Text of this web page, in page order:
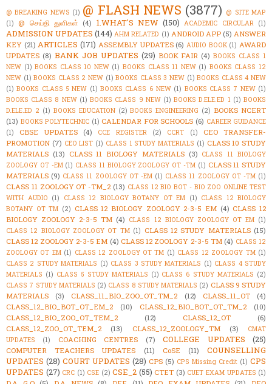
@ BREAKING NEWS (1) @ FLASH NEWS (3877) @ SITE MAP
(1) @ செய்தி துளிகள் (4) 1.WHAT'S NEW (150) ACADEMIC CIRCULAR (1)
ADMISSION UPDATES (144) AHM RELATED (1) ANDROID APP (5) ANSWER
KEY (21) ARTICLES (171) ASSEMBLY UPDATES (6) AUDIO BOOK (1) AWARD
UPDATES (8) BANK JOB UPDATES (29) BOOK FAIR (4) BOOKS CLASS 1
NEW (1) BOOKS CLASS 10 NEW (1) BOOKS CLASS 11 NEW (1) BOOKS CLASS 12
NEW (1) BOOKS CLASS 2 NEW (1) BOOKS CLASS 3 NEW (1) BOOKS CLASS 4 NEW
(1) BOOKS CLASS 5 NEW (1) BOOKS CLASS 6 NEW (1) BOOKS CLASS 7 NEW (1)
BOOKS CLASS 8 NEW (1) BOOKS CLASS 9 NEW (1) BOOKS D.ELE.ED 1 (1) BOOKS
D.ELE.ED 2 (1) BOOKS EDUCATION (2) BOOKS ENGINEERING (2) BOOKS NCERT
(13) BOOKS POLYTECHNIC (1) CALENDAR FOR SCHOOLS (6) CAREER GUIDANCE
(1)
CBSE UPDATES (4) CCE REGISTER (2) CCRT (1)
CEO TRANSFER-
PROMOTION (7) CEO LIST (1) CLASS 1 STUDY MATERIALS (1) CLASS 10 STUDY
MATERIALS (13) CLASS 11 BIOLOGY MATERIALS (3) CLASS 11 BIOLOGY
ZOOLOGY OT -EM (1) CLASS 11 BIOLOGY ZOOLOGY OT -TM (1) CLASS 11 STUDY
MATERIALS (9) CLASS 11 ZOOLOGY OT -EM (1) CLASS 11 ZOOLOGY OT -TM (1)
CLASS 11 ZOOLOGY OT -TM_2 (13) CLASS 12 BIO BOT - BIO ZOO ONLINE TEST
WITH AUDIO (1) CLASS 12 BIOLOGY BOTANY OT EM (1) CLASS 12 BIOLOGY
BOTANY OT TM (2) CLASS 12 BIOLOGY ZOOLOGY 2-3-5 EM (4) CLASS 12
BIOLOGY ZOOLOGY 2-3-5 TM (4) CLASS 12 BIOLOGY ZOOLOGY OT EM (1)
CLASS 12 BIOLOGY ZOOLOGY OT TM (1) CLASS 12 STUDY MATERIALS (15)
CLASS 12 ZOOLOGY 2-3-5 EM (4) CLASS 12 ZOOLOGY 2-3-5 TM (4) CLASS 12
ZOOLOGY OT EM (1) CLASS 12 ZOOLOGY OT TM (1) CLASS 12 ZOOLOGY TM (1)
CLASS 2 STUDY MATERIALS (1) CLASS 3 STUDY MATERIALS (1) CLASS 4 STUDY
MATERIALS (1) CLASS 5 STUDY MATERIALS (1) CLASS 6 STUDY MATERIALS (2)
CLASS 7 STUDY MATERIALS (2) CLASS 8 STUDY MATERIALS (2) CLASS 9 STUDY
MATERIALS
(3) CLASS_11_BIO_ZOO_OT_TM_2 (12) CLASS_11_OT
(4)
CLASS_12_BIO_BOT_OT_EM_2
(10) CLASS_12_BIO_BOT_OT_TM_2
(10)
CLASS_12_BIO_ZOO_OT_TEM_2
(12) CLASS_12_OT
(6)
CLASS_12_ZOO_OT_TEM_2
(13) CLASS_12_ZOOLOGY_TM (3)
CMAT
UPDATES
(1) COACHING CENTRES (7) COLLEGE UPDATES (25)
COMPUTER TEACHERS UPDATES (11) CoSE (11)
COUNSELLING
UPDATES (28) COURT UPDATES (28) CPS (5) CPS Missing Credit (1) CPS
UPDATES (27) CRC (1) CSE (2) CSE_2 (55) CTET (3) CUET EXAM UPDATES (1)